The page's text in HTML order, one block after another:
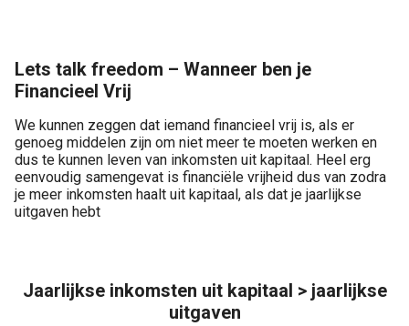
Lets talk freedom – Wanneer ben je
Financieel Vrij
We kunnen zeggen dat iemand financieel vrij is, als er
genoeg middelen zijn om niet meer te moeten werken en
dus te kunnen leven van inkomsten uit kapitaal. Heel erg
eenvoudig samengevat is financiële vrijheid dus van zodra
je meer inkomsten haalt uit kapitaal, als dat je jaarlijkse
uitgaven hebt
Jaarlijkse inkomsten uit kapitaal > jaarlijkse
uitgaven